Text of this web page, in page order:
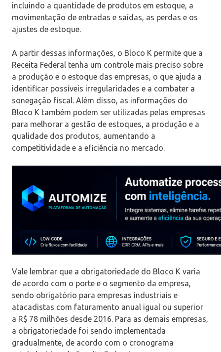
incluindo a quantidade de produtos em estoque, a
movimentação de entradas e saídas, as perdas e os
ajustes de estoque.
A partir dessas informações, o Bloco K permite que a
Receita Federal tenha um controle mais preciso sobre
a produção e o estoque das empresas, o que ajuda a
identificar possíveis irregularidades e a combater a
sonegação fiscal. Além disso, as informações do
Bloco K também podem ser utilizadas pelas empresas
para melhorar a gestão de estoques, a produção e a
qualidade dos produtos, aumentando a
competitividade e a eficiência no mercado.
Vale lembrar que a obrigatoriedade do Bloco K varia
de acordo com o porte e o segmento da empresa,
sendo obrigatório para empresas industriais e
atacadistas com faturamento anual igual ou superior
a R$ 78 milhões desde 2016. Para as demais empresas,
a obrigatoriedade foi sendo implementada
gradualmente, de acordo com o cronograma